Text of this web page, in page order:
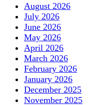
August 2026
July 2026
June 2026
May 2026
April 2026
March 2026
February 2026
January 2026
December 2025
November 2025